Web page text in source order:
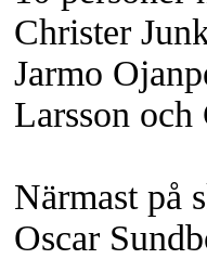
Christer
Jarmo
Larsson och
Närmast på
Oscar